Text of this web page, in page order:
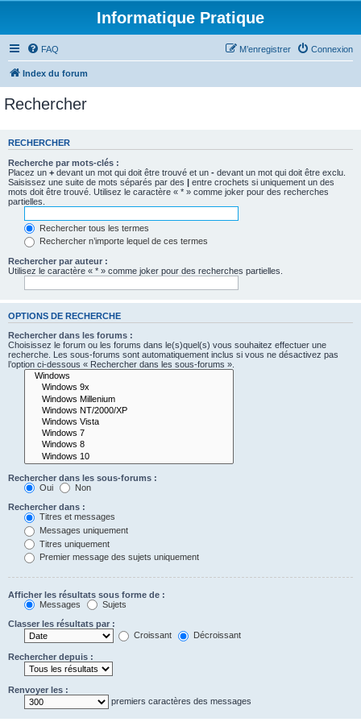
Informatique Pratique
FAQ Connexion
M’enregistrer
Index du forum
Rechercher
RECHERCHER
Recherche par mots-clés :
Placez un + devant un mot qui doit être trouvé et un - devant un mot qui doit être exclu.
Saisissez une suite de mots séparés par des | entre crochets si uniquement un des
mots doit être trouvé. Utilisez le caractère « * » comme joker pour des recherches
partielles.
Rechercher tous les termes
Rechercher n’importe lequel de ces termes
Rechercher par auteur :
Utilisez le caractère « * » comme joker pour des recherches partielles.
OPTIONS DE RECHERCHE
Rechercher dans les forums :
Choisissez le forum ou les forums dans le(s)quel(s) vous souhaitez effectuer une
recherche. Les sous-forums sont automatiquement inclus si vous ne désactivez pas
l’option ci-dessous « Rechercher dans les sous-forums ».
Rechercher dans les sous-forums :
Oui
Non
Rechercher dans :
Titres et messages
Messages uniquement
Titres uniquement
Premier message des sujets uniquement
Afficher les résultats sous forme de :
Messages
Sujets
Classer les résultats par :
Croissant
Décroissant
Rechercher depuis :
Renvoyer les :
premiers caractères des messages